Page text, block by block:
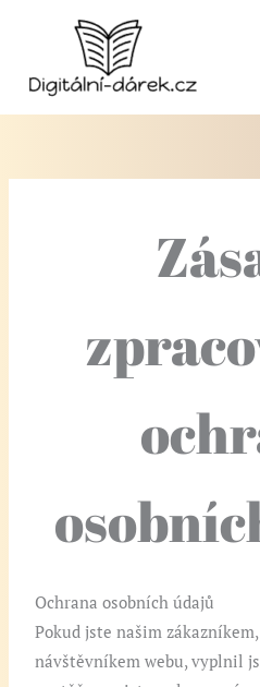
obsah
Ochrana osobních údajů
Pokud jste našim
návštěvníkem webu, vyplnil